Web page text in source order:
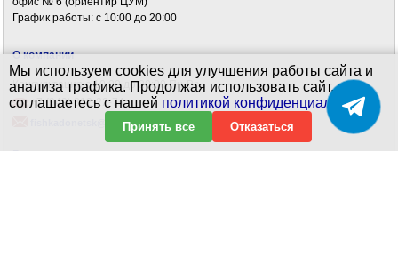
График работы: c 10:00 до 20:00
О компании
Консультация с 10:00 до 20:00 Пн-Вс
+7 (949) 312-22-74
fishkadonetsk@yandex.ru
Галерея
Мы используем cookies для улучшения работы сайта и
анализа трафика. Продолжая использовать сайт, вы
соглашаетесь с нашей политикой конфиденциальности .
Принять все Отказаться